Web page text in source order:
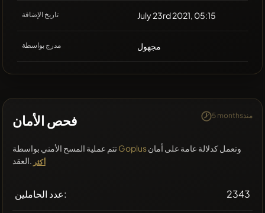
تاريخ الإضافة July 23rd 2021, 05:15
مدرج بواسطة مجهول
فحص الأمان 5 monthsمنذ
Goplus
العقد. أكثر
عدد الحاملين: 2343